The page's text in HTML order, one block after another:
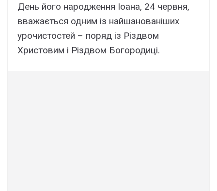
День його народження Іоана, 24 червня,
вважається одним із найшанованіших
урочистостей – поряд із Різдвом
Христовим і Різдвом Богородиці.